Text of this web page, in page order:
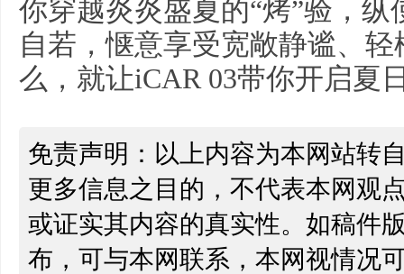
你穿越炎炎盛夏的“烤”验，
自若，惬意享受宽敞静谧、
么，就让iCAR 03带你开启夏
免责声明：以上内容为本网站转
更多信息之目的，不代表本网观
或证实其内容的真实性。如稿件
布，可与本网联系，本网视情况